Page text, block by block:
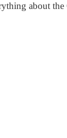
about